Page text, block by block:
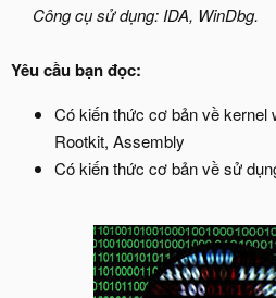
Công cụ sử dụng: IDA, WinDbg.
Yêu cầu bạn đọc:
Có kiến thức cơ bản về kernel
Rootkit, Assembly
Có kiến thức cơ bản về sử